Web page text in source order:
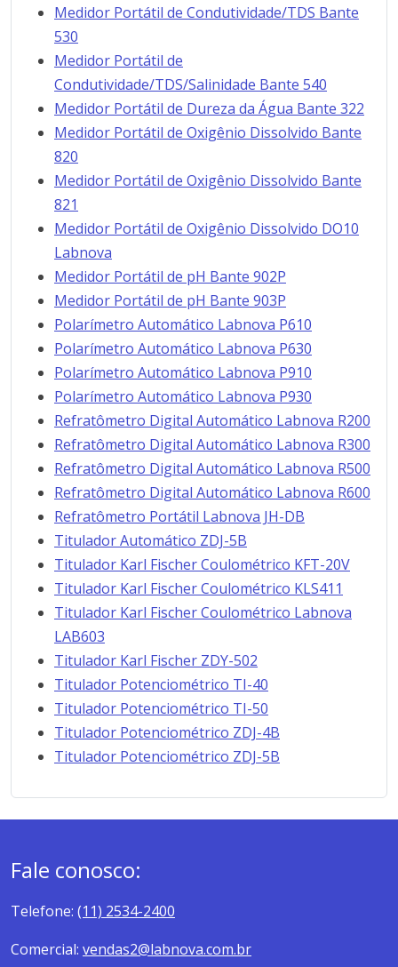
Medidor Portátil de Condutividade/TDS Bante
530
Medidor Portátil de
Condutividade/TDS/Salinidade Bante 540
Medidor Portátil de Dureza da Água Bante 322
Medidor Portátil de Oxigênio Dissolvido Bante
820
Medidor Portátil de Oxigênio Dissolvido Bante
821
Medidor Portátil de Oxigênio Dissolvido DO10
Labnova
Medidor Portátil de pH Bante 902P
Medidor Portátil de pH Bante 903P
Polarímetro Automático Labnova P610
Polarímetro Automático Labnova P630
Polarímetro Automático Labnova P910
Polarímetro Automático Labnova P930
Refratômetro Digital Automático Labnova R200
Refratômetro Digital Automático Labnova R300
Refratômetro Digital Automático Labnova R500
Refratômetro Digital Automático Labnova R600
Refratômetro Portátil Labnova JH-DB
Titulador Automático ZDJ-5B
Titulador Karl Fischer Coulométrico KFT-20V
Titulador Karl Fischer Coulométrico KLS411
Titulador Karl Fischer Coulométrico Labnova
LAB603
Titulador Karl Fischer ZDY-502
Titulador Potenciométrico TI-40
Titulador Potenciométrico TI-50
Titulador Potenciométrico ZDJ-4B
Titulador Potenciométrico ZDJ-5B
Fale conosco:
Telefone: (11) 2534-2400
Comercial: vendas2@labnova.com.br